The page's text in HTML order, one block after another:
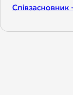
Співзасновник